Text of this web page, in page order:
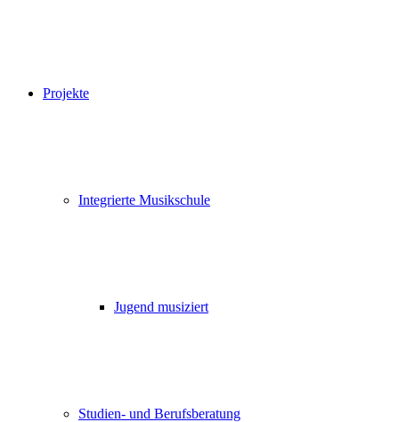
Projekte
Integrierte Musikschule
Jugend musiziert
Studien- und Berufsberatung